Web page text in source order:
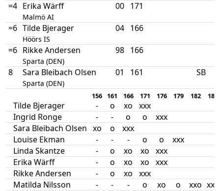
=4 Erika Wärff
Malmö AI
00 171
=6 Tilde Bjerager
Höörs IS
04 166
=6 Rikke Andersen
Sparta (DEN)
98 166
8 Sara Bleibach Olsen
Sparta (DEN)
01 161 SB
156 161 166 171 176 179 182 186
Tilde Bjerager - o xo
xxx
Ingrid Ronge
- - o o
xxx
Sara Bleibach Olsen xo o
xxx
Louise Ekman
- - - o o
xxx
Linda Skantze
- o xo xo
xxx
Erika Wärff
- o xo xo
xxx
Rikke Andersen
- o xo
xxx
Matilda Nilsson
- - - o xo o xxo xxx